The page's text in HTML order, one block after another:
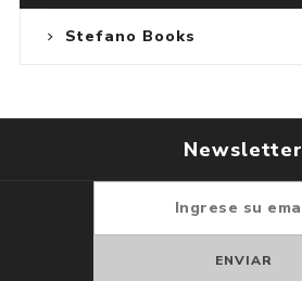
Stefano Books
Newsletter